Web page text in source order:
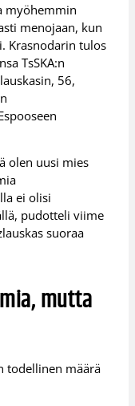
myöhemmin
menojaan, kun
Krasnodarin tulos
TsSKA:n
56,
olen uusi mies
ei olisi
pudotteli viime
suoraa
mutta
todellinen määrä